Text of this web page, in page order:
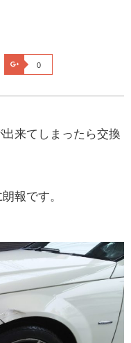
0
来てしまったら交換
報です。